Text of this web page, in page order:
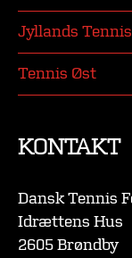
Jyllands
Tennis Øst
KONTAKT
Dansk Tennis
Idrættens Hus
2605 Brøndby